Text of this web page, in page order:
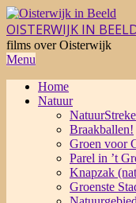
Skip
to
content
OISTERWIJK IN
films over Oisterwijk
Primary
Menu
Menu
Home
Natuur
Braakballen!
Groen voor
Parel in ’t
Knapzak
Groenste